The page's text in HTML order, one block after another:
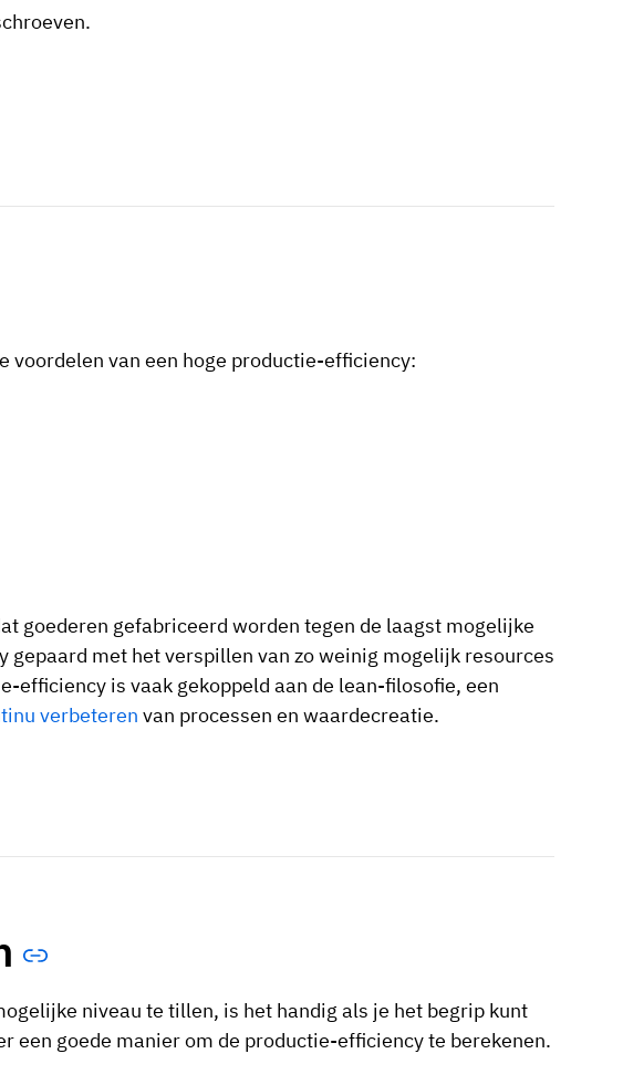
voordelen van een hoge productie-efficiency:
goederen gefabriceerd worden tegen de laagst mogelijke
met het verspillen van zo weinig mogelijk resources
efficiency is vaak gekoppeld aan de lean-filosofie, een
verbeteren van processen en waardecreatie.
niveau te tillen, is het handig als je het begrip kunt
een goede manier om de productie-efficiency te berekenen.